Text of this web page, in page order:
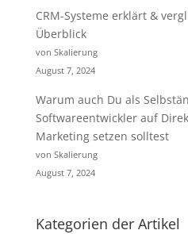
CRM-Systeme erklärt &
Überblick
von Skalierung
August 7, 2024
Warum auch Du als
Softwareentwickler auf
Marketing setzen solltest
von Skalierung
August 7, 2024
Kategorien der Artikel